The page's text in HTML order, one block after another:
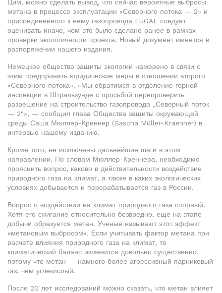
Цим, можно сделать вывод, что сейчас вероятные выбросы
метана в процессе эксплуатации «Северного потока — 2» и
присоединенного к нему газопровода EUGAL следует
оценивать иначе, чем это было сделано ранее в рамках
проверки экологичности проекта. Новый документ имеется в
распоряжении нашего издания.
Немецкое общество защиты экологии намерено в связи с
этим предпринять юридические меры в отношении второго
«Северного потока». «Мы обратимся в отделение горной
инспекции в Штральзунде с просьбой перепроверить
разрешение на строительство газопровода „Северный поток
— 2"», — сообщил глава Общества защиты окружающей
среды Саша Мюллер-Креннер (Sascha Müller-Kraenner) в
интервью нашему изданию.
Кроме того, не исключены дальнейшие шаги в этом
направлении. По словам Мюллер-Креннера, необходимо
прояснить вопрос, каково в действительности воздействие
природного газа на климат, а также в каких экологических
условиях добывается и перерабатывается газ в России.
Вопрос о воздействии на климат природного газа спорный.
Хотя его сжигание относительно безвредно, еще на этапе
добычи образуется метан. Ученые называют этот эффект
«метановым выбросом». Если учитывать фактор метана при
расчете влияния природного газа на климат, то
климатический баланс изменится довольно существенно,
потому что метан — намного более агрессивный парниковый
газ, чем углекислый.
После 20 лет исследований можно сказать, что метан влияет